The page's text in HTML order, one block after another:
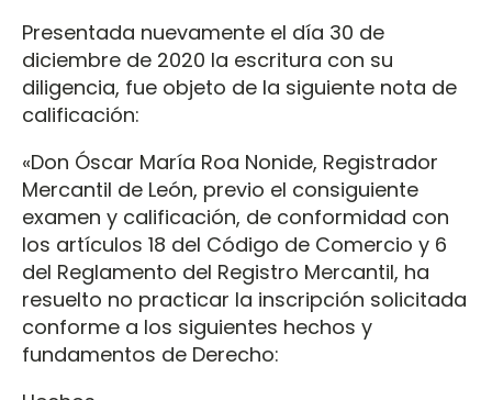
Presentada nuevamente el día 30 de
diciembre de 2020 la escritura con su
diligencia, fue objeto de la siguiente nota de
calificación:
«Don Óscar María Roa Nonide, Registrador
Mercantil de León, previo el consiguiente
examen y calificación, de conformidad con
los artículos 18 del Código de Comercio y 6
del Reglamento del Registro Mercantil, ha
resuelto no practicar la inscripción solicitada
conforme a los siguientes hechos y
fundamentos de Derecho: